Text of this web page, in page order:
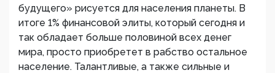
будущего» рисуется для населения планеты. В
итоге 1% финансовой элиты, который сегодня и
так обладает больше половиной всех денег
мира, просто приобретет в рабство остальное
население. Талантливые, а также сильные и